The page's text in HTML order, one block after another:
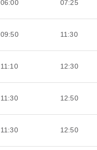
06:00 07:25
09:50 11:30
11:10 12:30
11:30 12:50
11:30 12:50